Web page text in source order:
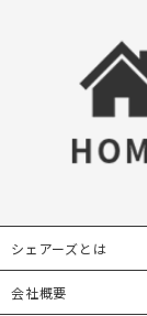
シェアーズとは
会社概要